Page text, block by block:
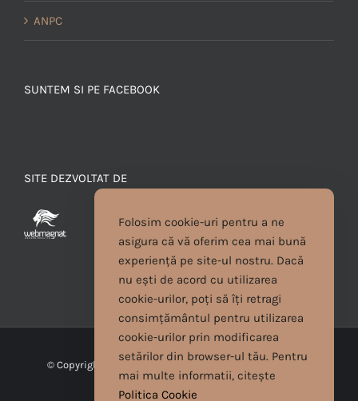
ANPC
SUNTEM SI PE FACEBOOK
SITE DEZVOLTAT DE
© Copyright
2026 | Cristina Egyed | Toate drepturile
Folosim cookie-uri pentru a ne
asigura că vă oferim cea mai bună
experiență pe site-ul nostru. Dacă
nu ești de acord cu utilizarea
cookie-urilor, poți să îți retragi
consimțământul pentru utilizarea
cookie-urilor prin modificarea
setărilor din browser-ul tău. Pentru
mai multe informatii, citește
Politica Cookie